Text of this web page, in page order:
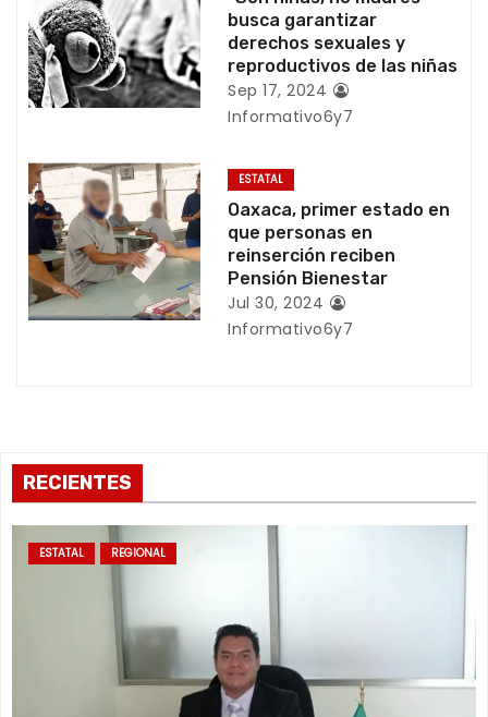
e
n
r
a
d
a
busca garantizar
derechos sexuales y
reproductivos de las niñas
Sep 17, 2024
Informativo6y7
ESTATAL
Oaxaca, primer estado en
que personas en
reinserción reciben
Pensión Bienestar
Jul 30, 2024
Informativo6y7
RECIENTES
ESTATAL REGIONAL